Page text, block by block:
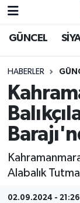
GÜNCEL
HABERLER
Alabalık
02.09.2024 - 21:26
GÜNCEL
SİYASET
EKONOMİ
SPOR
YAŞAM
Nöbetçi
Hava
Trafik
Süper Lig
Tüm